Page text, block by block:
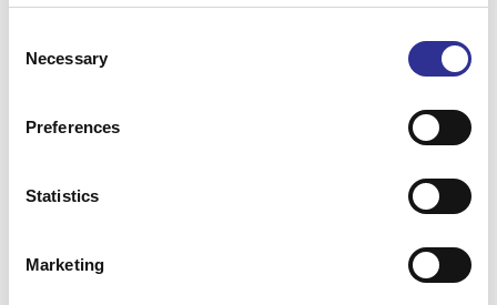
Selection
Necessary
Preferences
Statistics
Marketing
Leaflet
Dagarna vi gör utflykter, safariturer och lediga dagar kan
komma att ändras! Resans innehåll ändras dock inte. Exakt
1 Låg kondition.
Denna resa passar alla som kan ta sig fram
obehindrat kortare sträckor på relativt plant underlag samt